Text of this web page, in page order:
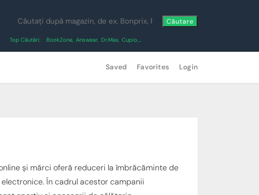
Căutare
Top Căutări: BookZone, Answear, Dr.Max, Cupio,...
Saved Favorites Login
și mărci oferă reduceri la îmbrăcăminte de
În cadrul acestor campanii